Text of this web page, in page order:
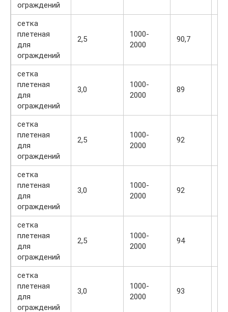
ограждений
сетка
плетеная
для
ограждений
2,5
1000-
2000
90,7
сетка
плетеная
для
ограждений
3,0
1000-
2000
89
сетка
плетеная
для
ограждений
2,5
1000-
2000
92
сетка
плетеная
для
ограждений
3,0
1000-
2000
92
сетка
плетеная
для
ограждений
2,5
1000-
2000
94
сетка
плетеная
для
ограждений
3,0
1000-
2000
93